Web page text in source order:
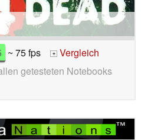
~ 75 fps + Vergleich
getesteten Notebooks